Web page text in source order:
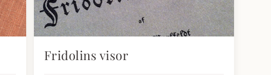
Fridolins visor